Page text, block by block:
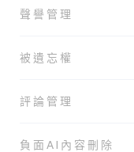
聲譽管理
被遺忘權
評論管理
負面AI內容刪除